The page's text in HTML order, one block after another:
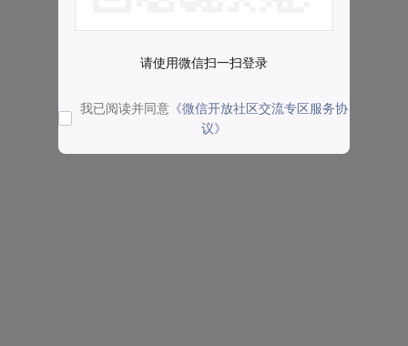
请使用微信扫一扫登录
我已阅读并同意 《微信开放社区交流专区服务协
议》